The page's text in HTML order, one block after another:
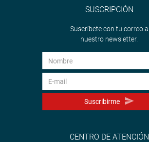
SUSCRIPCIÓN
Suscríbete con tu correo a
nuestro newsletter.
Suscribirme
CENTRO DE ATENCIÓN